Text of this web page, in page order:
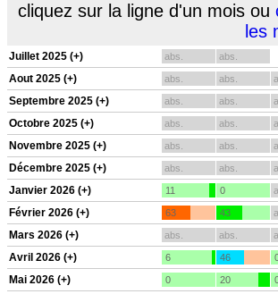
cliquez sur la ligne d'un mois ou
les
Juillet 2025 (+) abs. abs.
Aout 2025 (+) abs. abs.
Septembre 2025 (+) abs. abs.
Octobre 2025 (+) abs. abs.
Novembre 2025 (+) abs. abs.
Décembre 2025 (+) abs. abs.
Janvier 2026 (+) 11 0
Février 2026 (+) 63 43
Mars 2026 (+) abs. abs.
Avril 2026 (+) 6 46
Mai 2026 (+) 0 20